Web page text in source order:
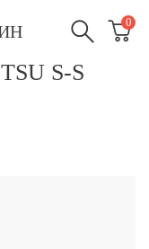
0
S-S